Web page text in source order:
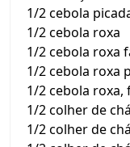
1/2 cebola
1/2 cebola roxa
1/2 cebola roxa
1/2 cebola roxa
1/2 cebola
1/2 colher de
1/2 colher de